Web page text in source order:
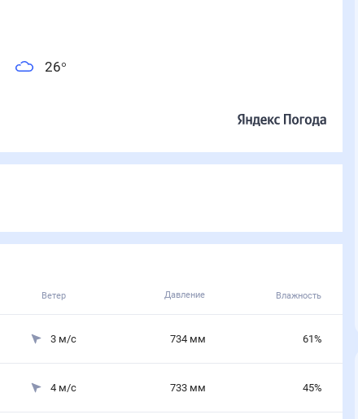
26°
Ветер Давление Влажность
3м/с 734мм 61%
4м/с 733мм 45%